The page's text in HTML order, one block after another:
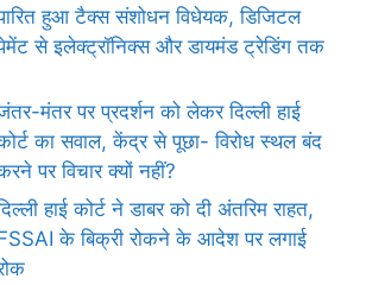
हुआ टैक्स संशोधन विधेयक, डिजिटल
से इलेक्ट्रॉनिक्स और डायमंड ट्रेडिंग तक
मंतर पर प्रदर्शन को लेकर दिल्ली हाई
का सवाल, केंद्र से पूछा- विरोध स्थल बंद
पर विचार क्यों नहीं?
हाई कोर्ट ने डाबर को दी अंतरिम राहत,
के बिक्री रोकने के आदेश पर लगाई